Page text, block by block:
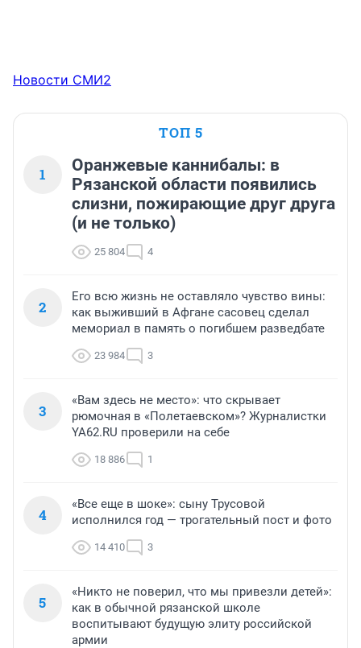
Новости СМИ2
ТОП 5
1
Оранжевые каннибалы: в
Рязанской области появились
слизни, пожирающие друг друга
(и не только)
25 804 4
2
Его всю жизнь не оставляло чувство вины:
как выживший в Афгане сасовец сделал
мемориал в память о погибшем разведбате
23 984 3
3
«Вам здесь не место»: что скрывает
рюмочная в «Полетаевском»? Журналистки
YA62.RU проверили на себе
18 886 1
4
«Все еще в шоке»: сыну Трусовой
исполнился год — трогательный пост и фото
14 410 3
5
«Никто не поверил, что мы привезли детей»:
как в обычной рязанской школе
воспитывают будущую элиту российской
армии